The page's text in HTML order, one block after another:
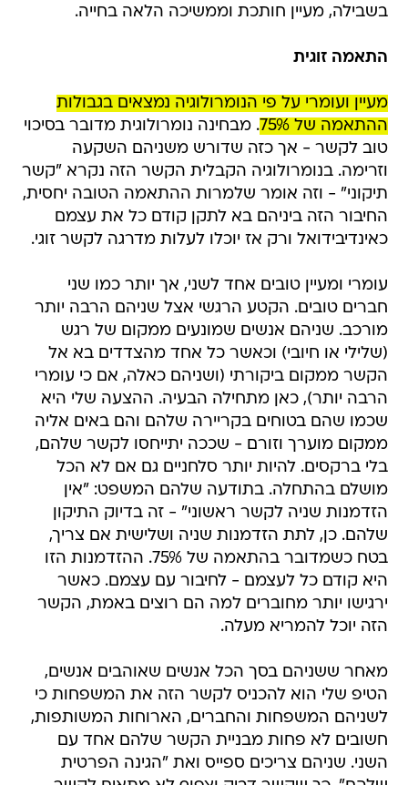
בשבילה, מעיין חותכת וממשיכה הלאה בחייה.
התאמה זוגית
מעיין ועומרי על פי הנומרולוגיה נמצאים בגבולות
ההתאמה של 75%
. מבחינה נומרולוגית מדובר בסיכוי
טוב לקשר - אך כזה שדורש משניהם השקעה
וזרימה. בנומרולוגיה הקבלית הקשר הזה נקרא "קשר
תיקוני" - וזה אומר שלמרות ההתאמה הטובה יחסית,
החיבור הזה ביניהם בא לתקן קודם כל את עצמם
כאינדיבידואל ורק אז יוכלו לעלות מדרגה לקשר זוגי.
עומרי ומעיין טובים אחד לשני, אך יותר כמו שני
חברים טובים. הקטע הרגשי אצל שניהם הרבה יותר
מורכב. שניהם אנשים שמונעים ממקום של רגש
(שלילי או חיובי) וכאשר כל אחד מהצדדים בא אל
הקשר ממקום ביקורתי (ושניהם כאלה, אם כי עומרי
הרבה יותר), כאן מתחילה הבעיה. ההצעה שלי היא
שכמו שהם בטוחים בקריירה שלהם והם באים אליה
ממקום מוערך וזורם - שככה יתייחסו לקשר שלהם,
בלי ברקסים. להיות יותר סלחניים גם אם לא הכל
מושלם בהתחלה. בתודעה שלהם המשפט: "אין
הזדמנות שניה לקשר ראשוני" - זה בדיוק התיקון
שלהם. כן, לתת הזדמנות שניה ושלישית אם צריך,
בטח כשמדובר בהתאמה של 75%. ההזדמנות הזו
היא קודם כל לעצמם - לחיבור עם עצמם. כאשר
ירגישו יותר מחוברים למה הם רוצים באמת, הקשר
הזה יוכל להמריא מעלה.
מאחר ששניהם בסך הכל אנשים שאוהבים אנשים,
הטיפ שלי הוא להכניס לקשר הזה את המשפחות כי
לשניהם המשפחות והחברים, הארוחות המשותפות,
חשובים לא פחות מבניית הקשר שלהם אחד עם
השני. שניהם צריכים ספייס ואת "הגינה הפרטית